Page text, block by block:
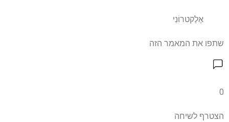
אֶלֶקטרוֹנִי
שתפו את המאמר הזה
0
הצטרף לשיחה